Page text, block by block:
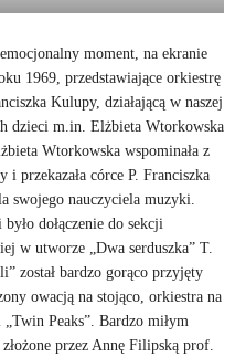
moment, na ekranie
1969, przedstawiające orkiestrę
Kulupy, działającą w naszej
dzieci m.in. Elżbieta Wtorkowska
Wtorkowska wspominała z
i przekazała córce P. Franciszka
swojego nauczyciela muzyki.
dołączenie do sekcji
w utworze „Dwa serduszka” T.
został bardzo gorąco przyjęty
owacją na stojąco, orkiestra na
Peaks”. Bardzo miłym
przez Annę Filipską prof.